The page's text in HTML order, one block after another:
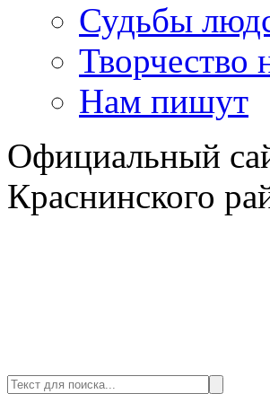
Судьбы
Творчество
Нам пишут
Официальный
Краснинского